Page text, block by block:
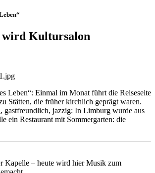
wird Kultursalon
Leben“: Einmal im Monat führt die Reiseseite
Stätten, die früher kirchlich geprägt waren.
gastfreundlich, jazzig: In Limburg wurde aus
ein Restaurant mit Sommergarten: die
Kapelle – heute wird hier Musik zum